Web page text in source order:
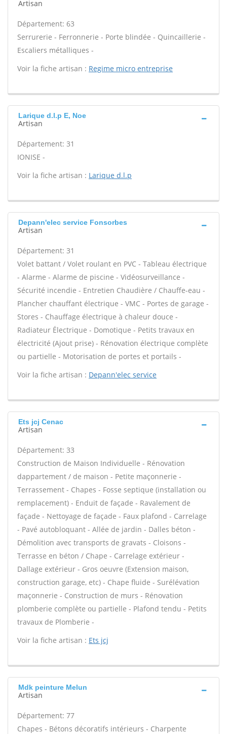
Artisan
Département: 63
Serrurerie - Ferronnerie - Porte blindée - Quincaillerie -
Escaliers métalliques -
Voir la fiche artisan : Regime micro entreprise
Larique d.l.p E, Noe
Artisan
Département: 31
IONISE -
Voir la fiche artisan : Larique d.l.p
Depann'elec service Fonsorbes
Artisan
Département: 31
Volet battant / Volet roulant en PVC - Tableau électrique
- Alarme - Alarme de piscine - Vidéosurveillance -
Sécurité incendie - Entretien Chaudière / Chauffe-eau -
Plancher chauffant électrique - VMC - Portes de garage -
Stores - Chauffage électrique à chaleur douce -
Radiateur Électrique - Domotique - Petits travaux en
électricité (Ajout prise) - Rénovation électrique complète
ou partielle - Motorisation de portes et portails -
Voir la fiche artisan : Depann'elec service
Ets jcj Cenac
Artisan
Département: 33
Construction de Maison Individuelle - Rénovation
dappartement / de maison - Petite maçonnerie -
Terrassement - Chapes - Fosse septique (installation ou
remplacement) - Enduit de façade - Ravalement de
façade - Nettoyage de façade - Faux plafond - Carrelage
- Pavé autobloquant - Allée de jardin - Dalles béton -
Démolition avec transports de gravats - Cloisons -
Terrasse en béton / Chape - Carrelage extérieur -
Dallage extérieur - Gros oeuvre (Extension maison,
construction garage, etc) - Chape fluide - Surélévation
maçonnerie - Construction de murs - Rénovation
plomberie complète ou partielle - Plafond tendu - Petits
travaux de Plomberie -
Voir la fiche artisan : Ets jcj
Mdk peinture Melun
Artisan
Département: 77
Chapes - Bétons décoratifs intérieurs - Charpente